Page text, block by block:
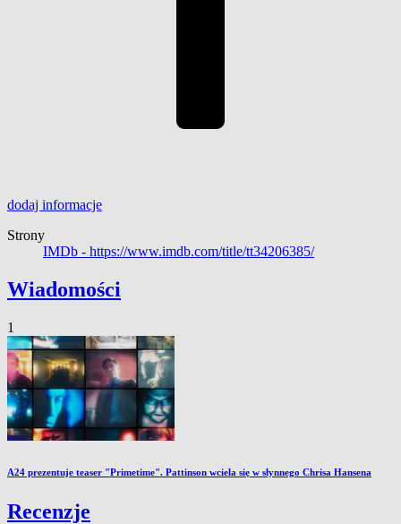
dodaj informacje
Strony
IMDb - https://www.imdb.com/title/tt34206385/
Wiadomości
1
A24 prezentuje teaser "Primetime". Pattinson wciela się w słynnego Chrisa Hansena
Recenzje